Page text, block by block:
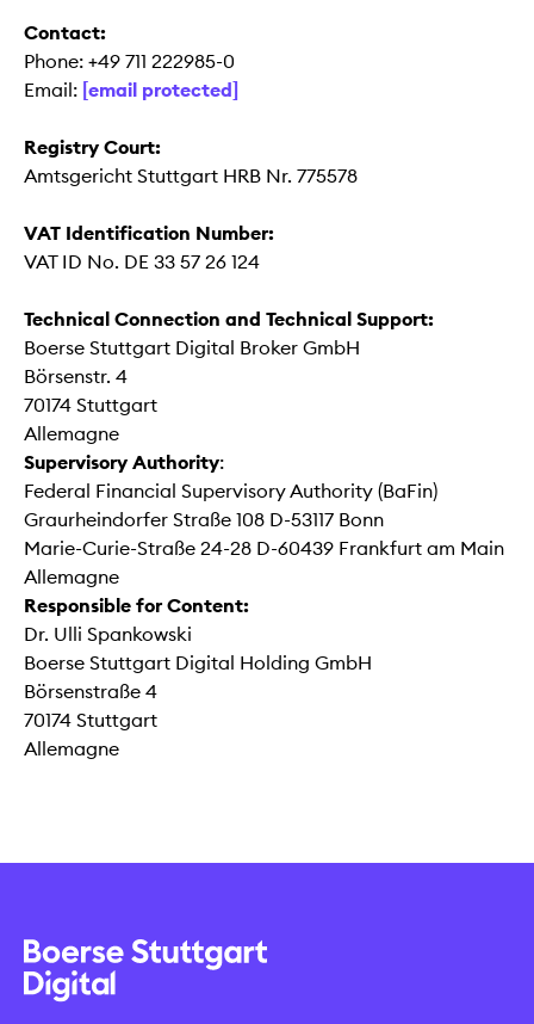
Contact:
Phone: +49 711 222985-0
Email: [email protected]
Registry Court:
Amtsgericht Stuttgart HRB Nr. 775578
VAT Identification Number:
VAT ID No. DE 33 57 26 124
Technical Connection and Technical Support:
Boerse Stuttgart Digital Broker GmbH
Börsenstr. 4
70174 Stuttgart
Allemagne
Supervisory Authority:
Federal Financial Supervisory Authority (BaFin)
Graurheindorfer Straße 108 D-53117 Bonn
Marie-Curie-Straße 24-28 D-60439 Frankfurt am Main
Allemagne
Responsible for Content:
Dr. Ulli Spankowski
Boerse Stuttgart Digital Holding GmbH
Börsenstraße 4
70174 Stuttgart
Allemagne